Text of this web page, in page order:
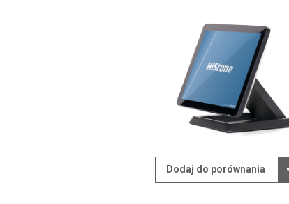
Dodaj do porównania